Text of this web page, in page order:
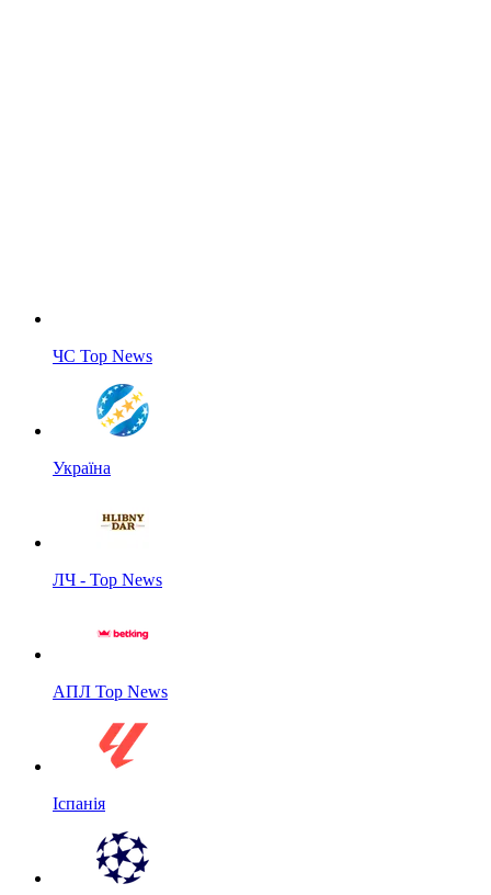
ЧС Top News
Україна
ЛЧ - Top News
АПЛ Top News
Іспанія